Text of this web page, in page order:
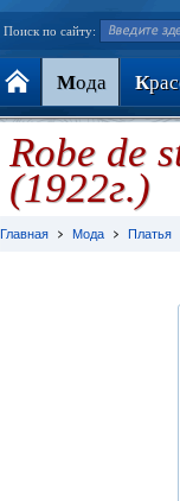
Поиск по сайту:
Мода К
Robe de
(1922г.)
Главная Мода Платья